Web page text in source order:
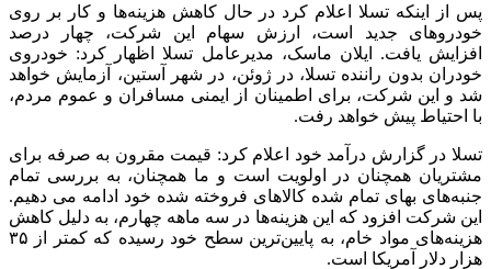
پس از اینکه تسلا اعلام کرد در حال کاهش هزینه‌ها و کار بر روی
خودروهای جدید است، ارزش سهام این شرکت، چهار درصد
افزایش یافت. ایلان ماسک، مدیرعامل تسلا اظهار کرد: خودروی
خودران بدون راننده تسلا، در ژوئن، در شهر آستین، آزمایش خواهد
شد و این شرکت، برای اطمینان از ایمنی مسافران و عموم مردم،
با احتیاط پیش خواهد رفت.
تسلا در گزارش درآمد خود اعلام کرد: قیمت مقرون به صرفه برای
مشتریان همچنان در اولویت است و ما همچنان، به بررسی تمام
جنبه‌های بهای تمام شده کالاهای فروخته شده خود ادامه می دهیم.
این شرکت افزود که این هزینه‌ها در سه ماهه چهارم، به دلیل کاهش
هزینه‌های مواد خام، به پایین‌ترین سطح خود رسیده که کمتر از ۳۵
هزار دلار آمریکا است.